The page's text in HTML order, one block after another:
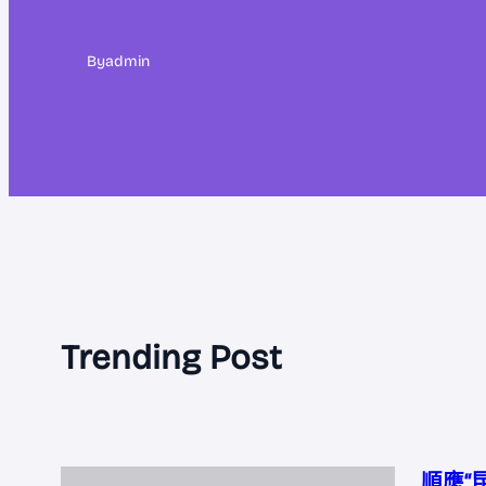
Byadmin
Trending Post